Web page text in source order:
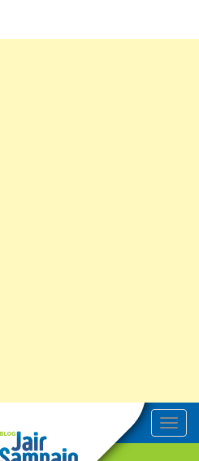
T
o